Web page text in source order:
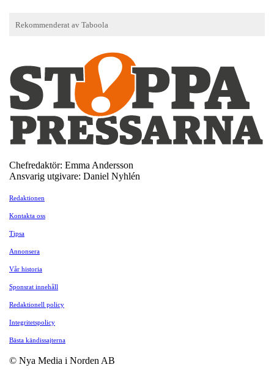
Chefredaktör: Emma Andersson
Ansvarig utgivare: Daniel Nyhlén
Redaktionen
Kontakta oss
Tipsa
Annonsera
Vår historia
Sponsrat innehåll
Redaktionell policy
Integritetspolicy
Bästa kändissajterna
© Nya Media i Norden AB